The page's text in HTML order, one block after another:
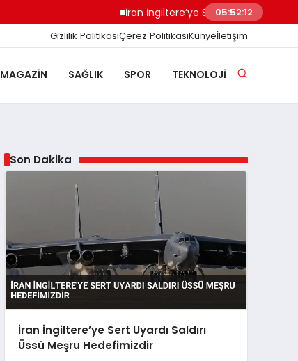
İran İngiltere’ye Sert Uyardı Saldırı Üssü
05:52:13
Gizlilik PolitikasıÇerez PolitikasıKünyeİletişim
MAGAZIN SAĞLIK SPOR TEKNOLOJI
Son Dakika
İran İngiltere’ye Sert Uyardı Saldırı
Üssü Meşru Hedefimizdir